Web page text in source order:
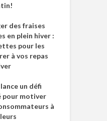
des fraises
en plein hiver :
pour les
à vos repas
un défi
pour motiver
à